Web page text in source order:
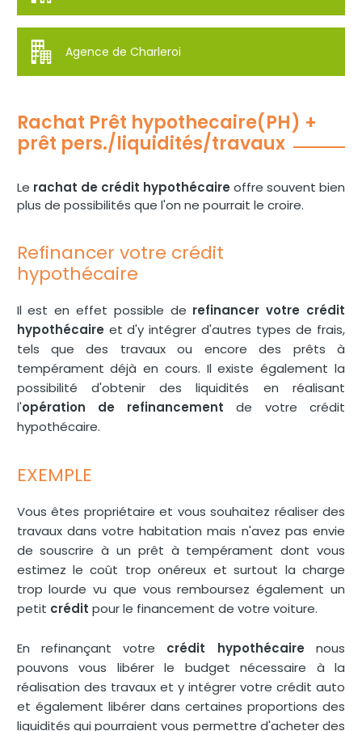
Agence de Charleroi
Rachat Prêt hypothecaire(PH) +
prêt pers./liquidités/travaux
Le rachat de crédit hypothécaire offre souvent bien
plus de possibilités que l'on ne pourrait le croire.
Refinancer votre crédit
hypothécaire
Il est en effet possible de refinancer votre crédit
hypothécaire et d'y intégrer d'autres types de frais,
tels que des travaux ou encore des prêts à
tempérament déjà en cours. Il existe également la
possibilité d'obtenir des liquidités en réalisant
l'opération de refinancement de votre crédit
hypothécaire.
EXEMPLE
Vous êtes propriétaire et vous souhaitez réaliser des
travaux dans votre habitation mais n'avez pas envie
de souscrire à un prêt à tempérament dont vous
estimez le coût trop onéreux et surtout la charge
trop lourde vu que vous remboursez également un
petit crédit pour le financement de votre voiture.
En refinançant votre crédit hypothécaire nous
pouvons vous libérer le budget nécessaire à la
réalisation des travaux et y intégrer votre crédit auto
et également libérer dans certaines proportions des
liquidités qui pourraient vous permettre d'acheter des